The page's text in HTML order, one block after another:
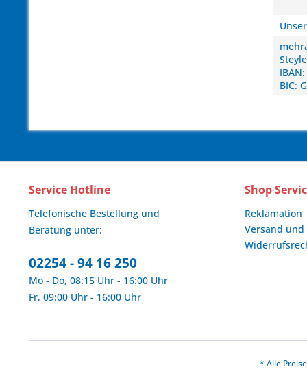
BIC:
Service Hotline
Telefonische Bestellung und
Beratung unter:
02254 - 94 16 250
Mo - Do, 08:15 Uhr - 16:00 Uhr
Fr, 09:00 Uhr - 16:00 Uhr
Shop
Reklamation
Versand
* Alle